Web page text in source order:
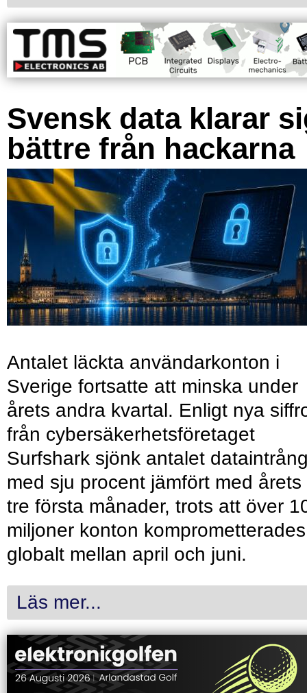
Svensk data klarar
bättre från hackarna
Antalet läckta användarkonton i
Sverige fortsatte att minska under
årets andra kvartal. Enligt nya
från cybersäkerhetsföretaget
Surfshark sjönk antalet
med sju procent jämfört med årets
tre första månader, trots att över
miljoner konton komprometterades
globalt mellan april och juni.
Läs mer...